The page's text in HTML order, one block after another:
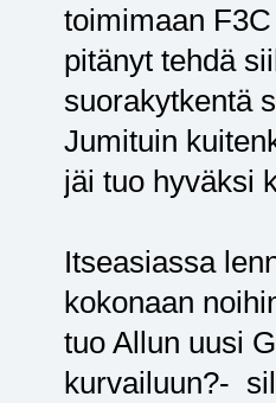
toimimaan
pitänyt tehdä
suorakytkentä
Jumituin
jäi tuo hyväksi
Itseasiassa
kokonaan
tuo Allun uusi
kurvailuun?-